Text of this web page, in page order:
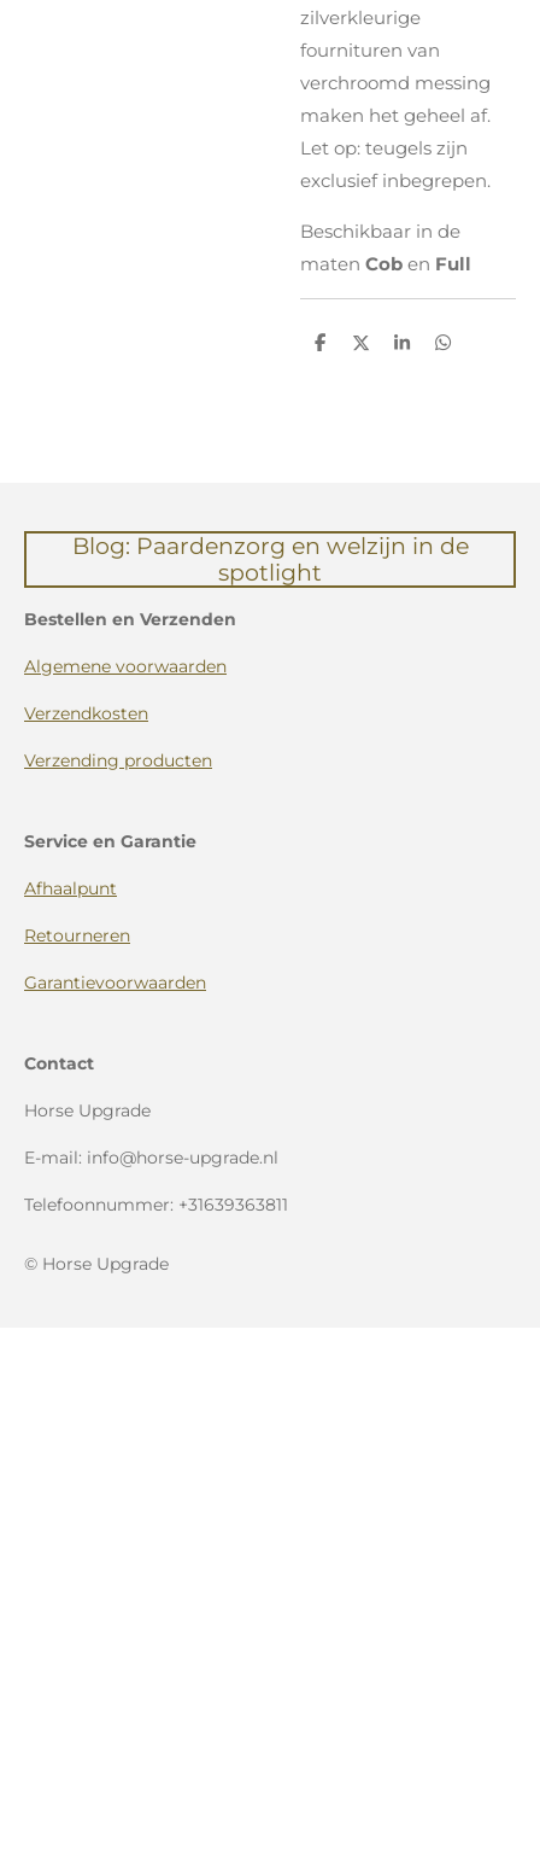
zilverkleurige
fournituren van
verchroomd messing
maken het geheel af.
Let op: teugels zijn
exclusief inbegrepen.
Beschikbaar in de
maten Cob en Full
D
D
S
D
Blog: Paardenzorg en welzijn in de
spotlight
Bestellen en Verzenden
Algemene voorwaarden
Verzendkosten
Verzending producten
Service en Garantie
Afhaalpunt
Retourneren
Garantievoorwaarden
Contact
Horse Upgrade
E-mail: info@horse-upgrade.nl
Telefoonnummer: +31639363811
© Horse Upgrade